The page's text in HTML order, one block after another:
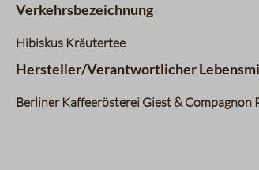
Verkehrsbezeichnung
Hibiskus Kräutertee
Hersteller/Verantwortlicher
Berliner Kaffeerösterei Giest & Compagnon